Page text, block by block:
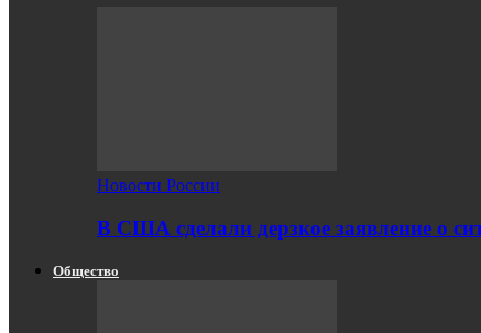
Новости России
В США сделали дерзкое заявление о
Общество